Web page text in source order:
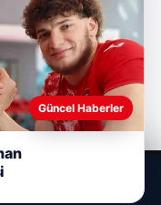
Güncel Haberler